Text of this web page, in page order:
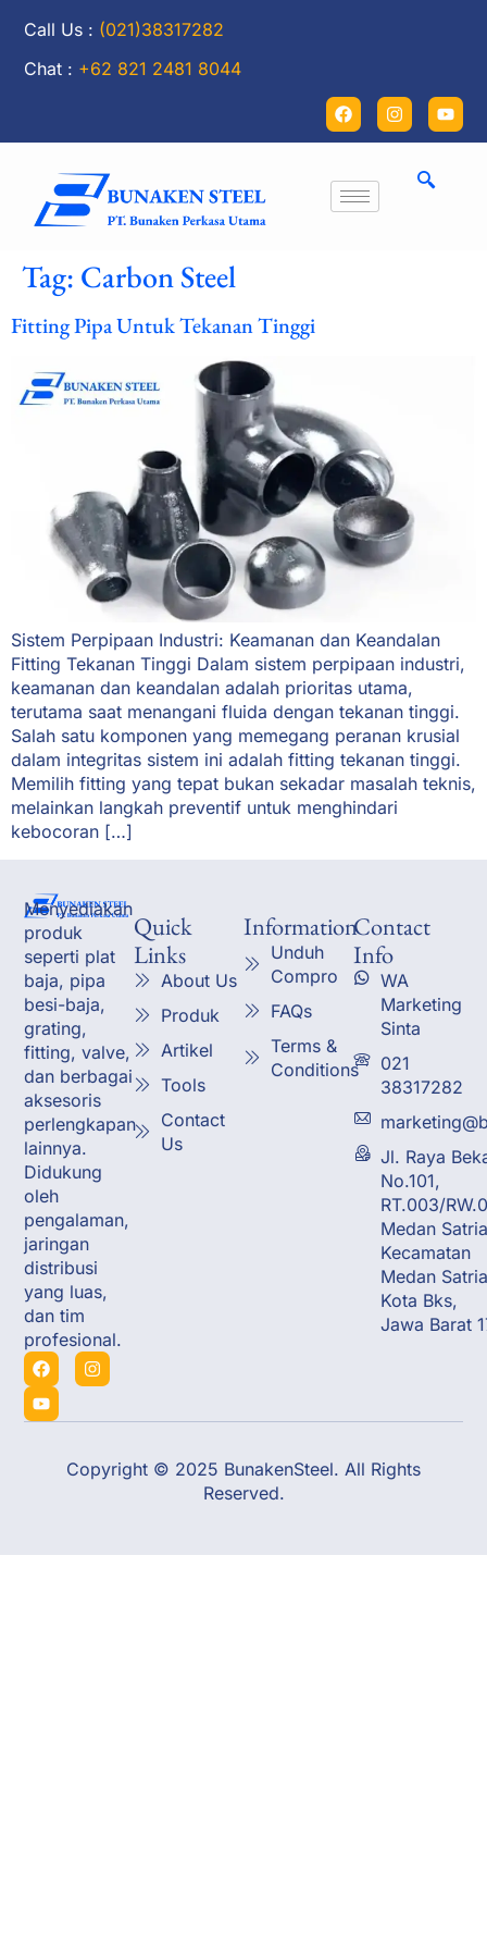
Call Us : (021)38317282
Chat : +62 821 2481 8044
Tag: Carbon Steel
Fitting Pipa Untuk Tekanan Tinggi
Sistem Perpipaan Industri: Keamanan dan Keandalan
Fitting Tekanan Tinggi Dalam sistem perpipaan industri,
keamanan dan keandalan adalah prioritas utama,
terutama saat menangani fluida dengan tekanan tinggi.
Salah satu komponen yang memegang peranan krusial
dalam integritas sistem ini adalah fitting tekanan tinggi.
Memilih fitting yang tepat bukan sekadar masalah teknis,
melainkan langkah preventif untuk menghindari
kebocoran […]
Menyediakan
produk
seperti plat
baja, pipa
besi-baja,
grating,
fitting, valve,
dan berbagai
aksesoris
perlengkapan
lainnya.
Didukung
oleh
pengalaman,
jaringan
distribusi
yang luas,
dan tim
profesional.
Quick
Links
About Us
Produk
Artikel
Tools
Contact
Us
Information
Unduh
Compro
FAQs
Terms &
Conditions
Contact
Info
WA
Marketing
Sinta
021
38317282
Jl. Raya
No.101,
RT.003/
Medan
Kecamatan
Medan
Kota Bks,
Jawa Barat
Copyright © 2025 BunakenSteel. All Rights
Reserved.